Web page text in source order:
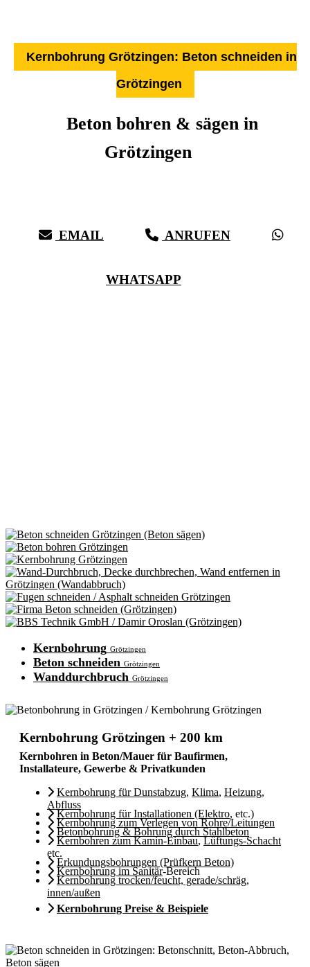
Kernbohrung Grötzingen: Beton schneiden in
Grötzingen
Beton bohren & sägen in
Grötzingen
EMAIL ANRUFEN
WHATSAPP
Kernbohrung Grötzingen
Beton schneiden Grötzingen
Wanddurchbruch Grötzingen
Kernbohrung Grötzingen + 200 km
Kernbohren in Beton/Mauer für Baufirmen,
Installateure, Gewerbe & Privatkunden
Kernbohrung für Dunstabzug, Klima, Heizung,
Abfluss
Kernbohrung für Installationen (Elektro, etc.)
Kernbohrung zum Verlegen von Rohre/Leitungen
Betonbohrung & Bohrung durch Stahlbeton
Kernbohren zum Kamin-Einbau,Lüftungs-Schacht
etc.
Erkundungsbohrungen (Prüfkern Beton)
Kernbohrung im Sanitär-Bereich
Kernbohrung trocken/feucht, gerade/schräg,
innen/außen
Kernbohrung Preise & Beispiele